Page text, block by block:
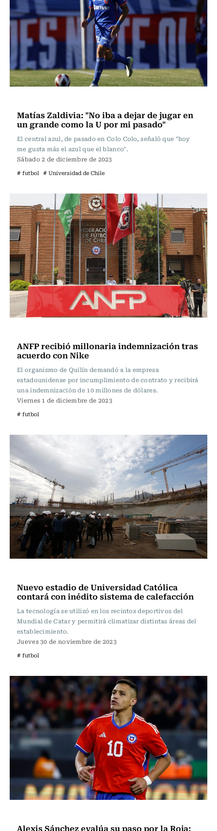
Matías Zaldivia: "No iba a dejar de jugar en
un grande como la U por mi pasado"
El central azul, de pasado en Colo Colo, señaló que "hoy
me gusta más el azul que el blanco".
Sábado 2 de diciembre de 2023
# futbol # Universidad de Chile
ANFP recibió millonaria indemnización tras
acuerdo con Nike
El organismo de Quilín demandó a la empresa
estadounidense por incumplimiento de contrato y recibirá
una indemnización de 10 millones de dólares.
Viernes 1 de diciembre de 2023
# futbol
Nuevo estadio de Universidad Católica
contará con inédito sistema de calefacción
La tecnología se utilizó en los recintos deportivos del
Mundial de Catar y permitirá climatizar distintas áreas del
establecimiento.
Jueves 30 de noviembre de 2023
# futbol
Alexis Sánchez evalúa su paso por la Roja: